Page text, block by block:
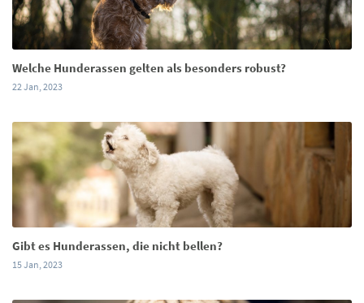
Welche Hunderassen gelten als besonders robust?
22 Jan, 2023
Gibt es Hunderassen, die nicht bellen?
15 Jan, 2023